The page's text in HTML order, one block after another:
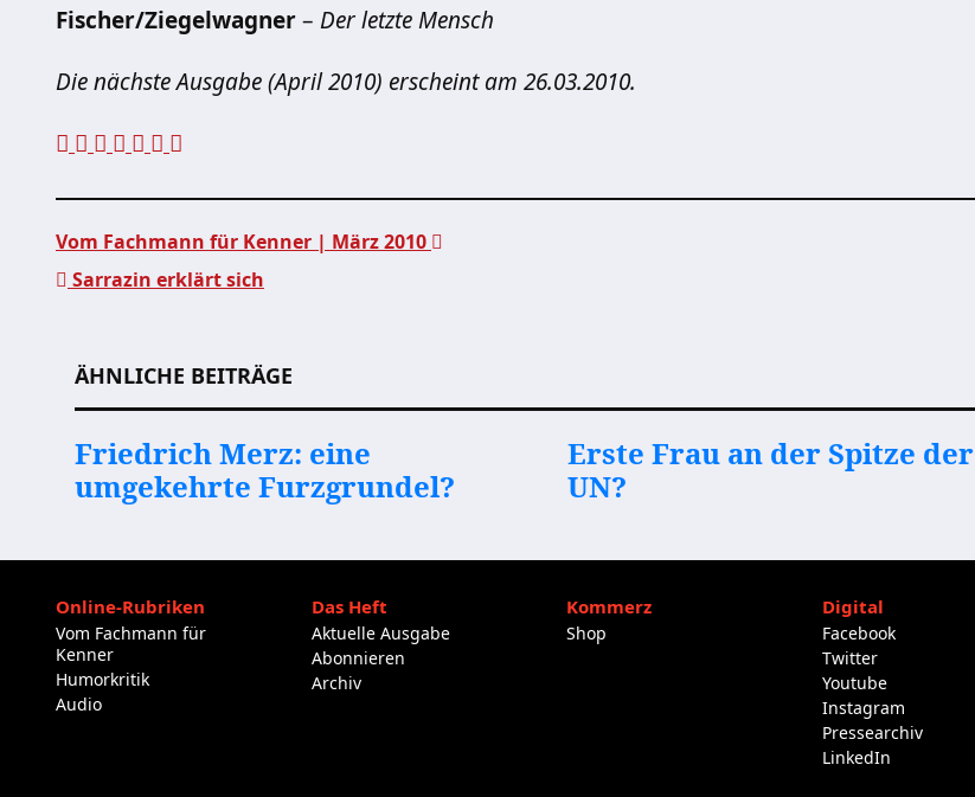
Fischer/Ziegelwagner– Der letzte Mensch
Die nächste Ausgabe (April 2010) erscheint am 26.03.2010.
Vom Fachmann für Kenner | März 2010
Sarrazin erklärt sich
ÄHNLICHE BEITRÄGE
Friedrich Merz: eine
umgekehrte Furzgrundel?
Erste Frau an der Spitze der
UN?
Online-Rubriken
Vom Fachmann für
Kenner
Humorkritik
Audio
Das Heft
Aktuelle Ausgabe
Abonnieren
Archiv
Kommerz
Shop
Digital
Facebook
Twitter
Youtube
Instagram
Pressearchiv
LinkedIn